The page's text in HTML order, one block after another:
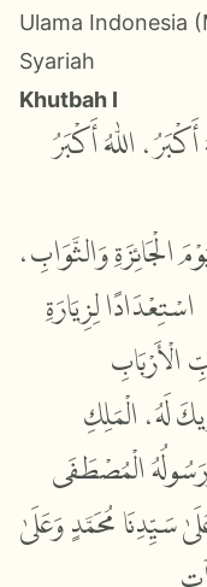
Ulama Indonesia
Syariah
Khutbah I
وَاللّٰهُ أَكْبَرُ، اللّٰهُ أَكْبَرُ
الْجَائِزَةِ وَالثَّوَابِ،
لِزِيَارَةِ
الْأَرْبَابِ
لَهُ، الْمَلِكِ
الْمُصْطَفَى
سَيِّدِنَا مُحَمَّدٍ وَعَلَىٰ